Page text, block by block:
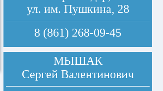
ул. им. Пушкина, 28
8 (861) 268-09-45
МЫШАК
Сергей Валентинович